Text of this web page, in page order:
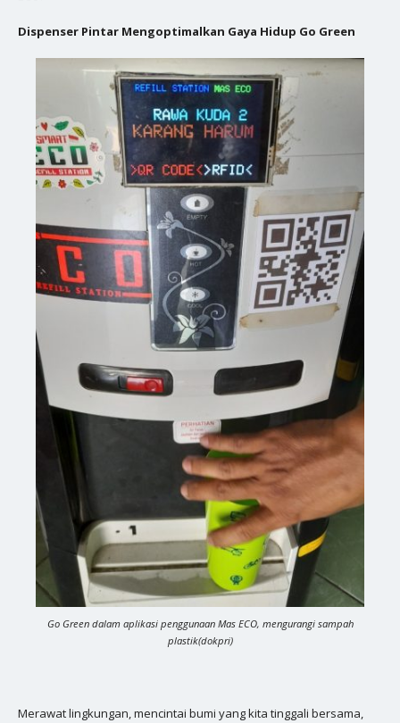
Dispenser Pintar Mengoptimalkan Gaya Hidup Go Green
Go Green dalam aplikasi penggunaan Mas ECO, mengurangi sampah
plastik(dokpri)
Merawat lingkungan, mencintai bumi yang kita tinggali bersama,